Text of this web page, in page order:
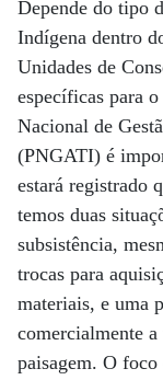
Depende do tipo
Indígena dentro
Unidades de
específicas para
Nacional de
(PNGATI) é
estará registrado
temos duas
subsistência,
trocas para
materiais, e uma
comercialmente
paisagem. O